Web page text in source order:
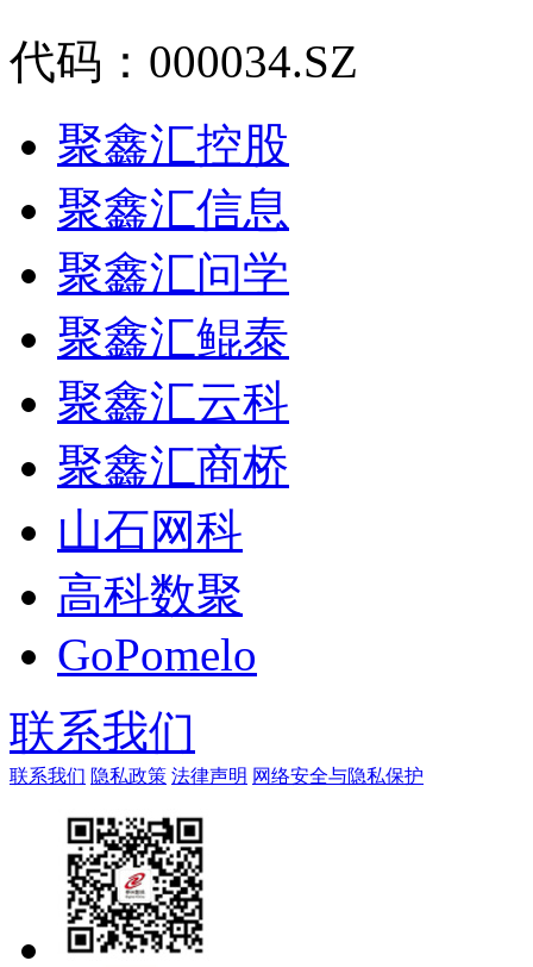
代码：000034.SZ
聚鑫汇控股
聚鑫汇信息
聚鑫汇问学
聚鑫汇鲲泰
聚鑫汇云科
聚鑫汇商桥
山石网科
高科数聚
GoPomelo
联系我们
联系我们 隐私政策 法律声明 网络安全与隐私保护